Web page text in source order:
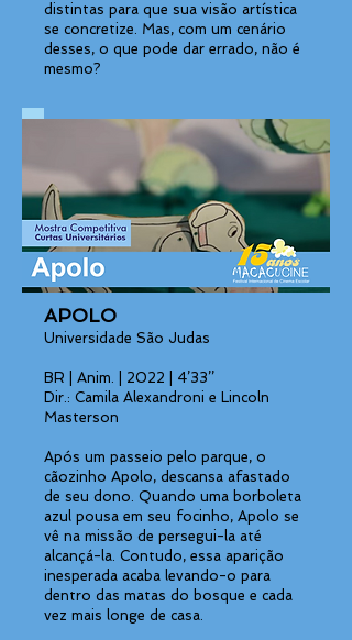
distintas para que sua visão artística
se concretize. Mas, com um cenário
desses, o que pode dar errado, não é
mesmo?
APOLO
Universidade São Judas
BR | Anim. | 2022 | 4’33’’
Dir.: Camila Alexandroni e Lincoln
Masterson
Após um passeio pelo parque, o
cãozinho Apolo, descansa afastado
de seu dono. Quando uma borboleta
azul pousa em seu focinho, Apolo se
vê na missão de persegui-la até
alcançá-la. Contudo, essa aparição
inesperada acaba levando-o para
dentro das matas do bosque e cada
vez mais longe de casa.